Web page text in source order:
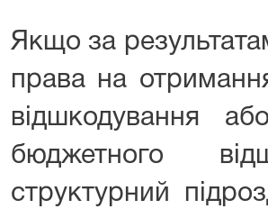
Якщо за
права на
відшкодування
бюджетного
структурний